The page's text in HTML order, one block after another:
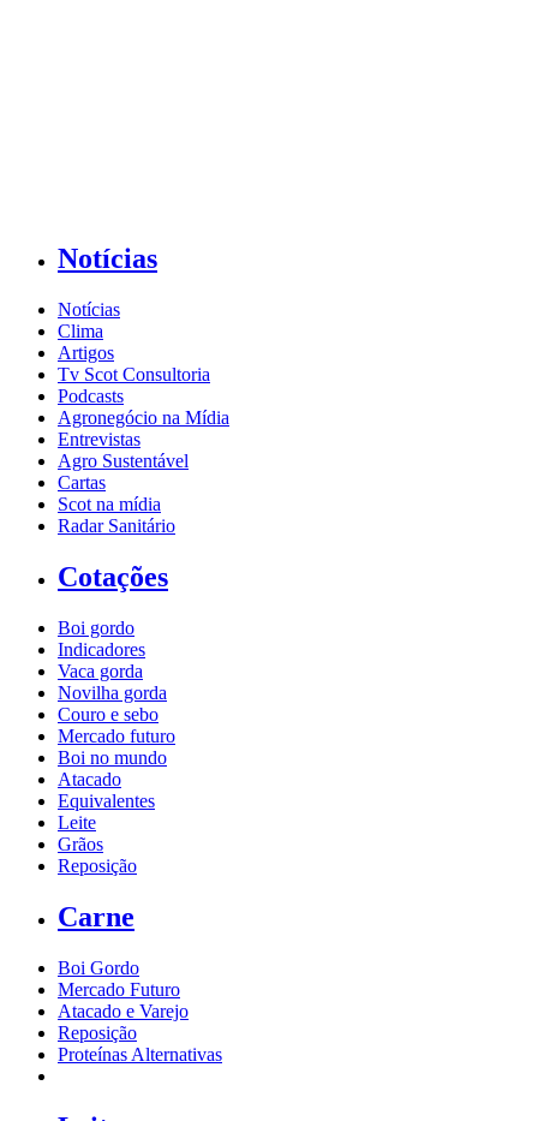
Notícias
Notícias
Clima
Artigos
Tv Scot Consultoria
Podcasts
Agronegócio na Mídia
Entrevistas
Agro Sustentável
Cartas
Scot na mídia
Radar Sanitário
Cotações
Boi gordo
Indicadores
Vaca gorda
Novilha gorda
Couro e sebo
Mercado futuro
Boi no mundo
Atacado
Equivalentes
Leite
Grãos
Reposição
Carne
Boi Gordo
Mercado Futuro
Atacado e Varejo
Reposição
Proteínas Alternativas